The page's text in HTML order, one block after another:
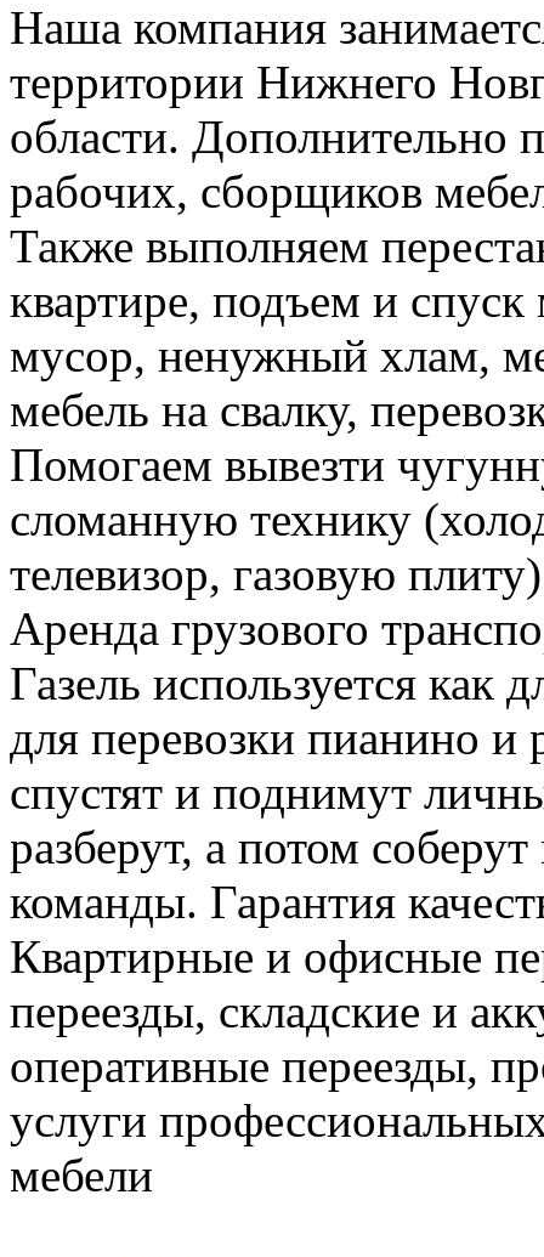
Наша компания
территории Нижнего
области. Дополнительно
рабочих, сборщиков
Также выполняем
квартире, подъем и
мусор, ненужный хлам,
мебель на свалку,
Помогаем вывезти
сломанную технику
телевизор, газовую плиту)
Аренда грузового
Газель используется как
для перевозки пианино и
спустят и поднимут
разберут, а потом
команды. Гарантия
Квартирные и офисные
переезды, складские и
оперативные переезды,
услуги
мебели